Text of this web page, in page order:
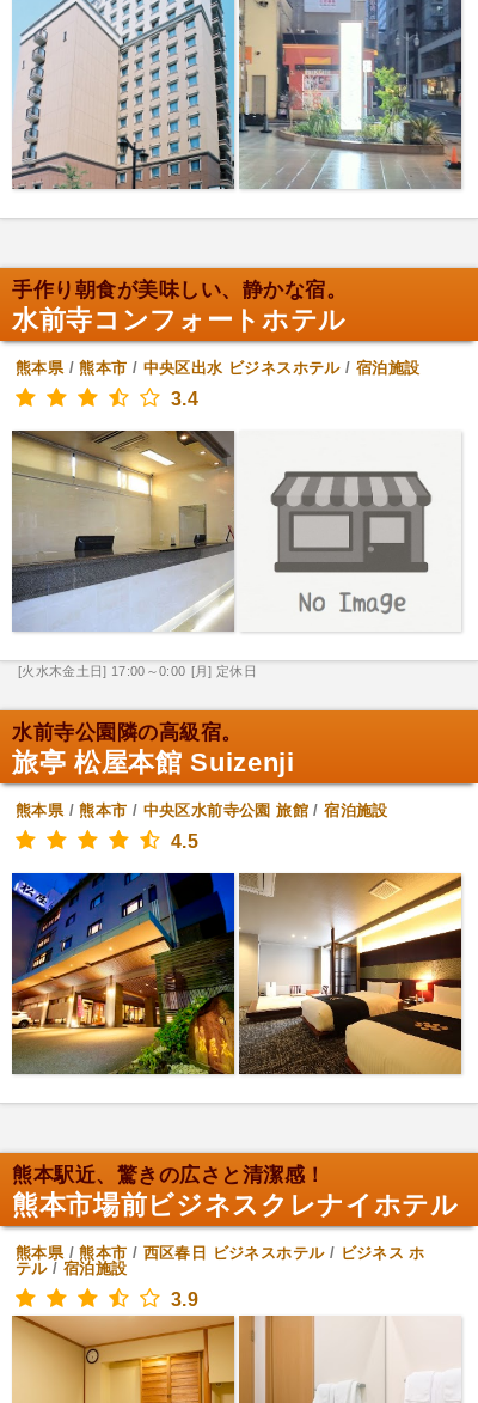
手作り朝食が美味しい、静かな宿。
水前寺コンフォートホテル
熊本県/熊本市 / 中央区出水 ビジネスホテル/ 宿泊施設
3.4
[火水木金土日] 17:00～0:00 [月] 定休日
水前寺公園隣の高級宿。
旅亭 松屋本館 Suizenji
熊本県/熊本市 / 中央区水前寺公園 旅館/宿泊施設
4.5
熊本駅近、驚きの広さと清潔感！
熊本市場前ビジネスクレナイホテル
熊本県/熊本市 / 西区春日 ビジネスホテル/ ビジネス ホ
テル/ 宿泊施設
3.9